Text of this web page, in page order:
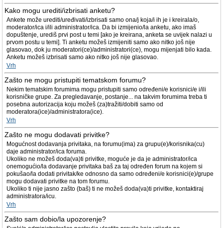
Kako mogu urediti/izbrisati anketu?
Ankete može urediti/uređivati/izbrisati samo ona/j koja/i ih je i kreirala/o,
moderator/ica i/ili administrator/ica. Da bi izmijenio/la anketu, ako imaš
dopuštenje, urediš prvi post u temi [ako je kreirana, anketa se uvijek nalazi u
prvom postu u temi]. Ti anketu možeš izmijeniti samo ako nitko još nije
glasovao, dok ju moderatori(ce)/administratori(ce), mogu mijenjati bilo kada.
Anketu možeš izbrisati samo ako nitko još nije glasovao.
Vrh
Zašto ne mogu pristupiti tematskom forumu?
Nekim tematskim forumima mogu pristupiti samo određeni/e korisnici/e i/ili
korisničke grupe. Za pregledavanje, postanje... na takvim forumima treba ti
posebna autorizacija koju možeš (za)tražiti/dobiti samo od
moderatora(ice)/administratora(ice).
Vrh
Zašto ne mogu dodavati privitke?
Mogućnost dodavanja privitaka, na forumu(ima) za grupu(e)/korisnika(cu)
daje administrator/ica foruma.
Ukoliko ne možeš doda(va)ti privitke, moguće je da je administrator/ica
onemogućio/la dodavanje privitaka baš za taj određen forum na kojem si
pokušao/la dodati privitak/ke odnosno da samo određeni/e korisnici(e)/grupe
mogu dodavati privitke na tom forumu.
Ukoliko ti nije jasno zašto (baš) ti ne možeš doda(va)ti privitke, kontaktiraj
administratora/icu.
Vrh
Zašto sam dobio/la upozorenje?